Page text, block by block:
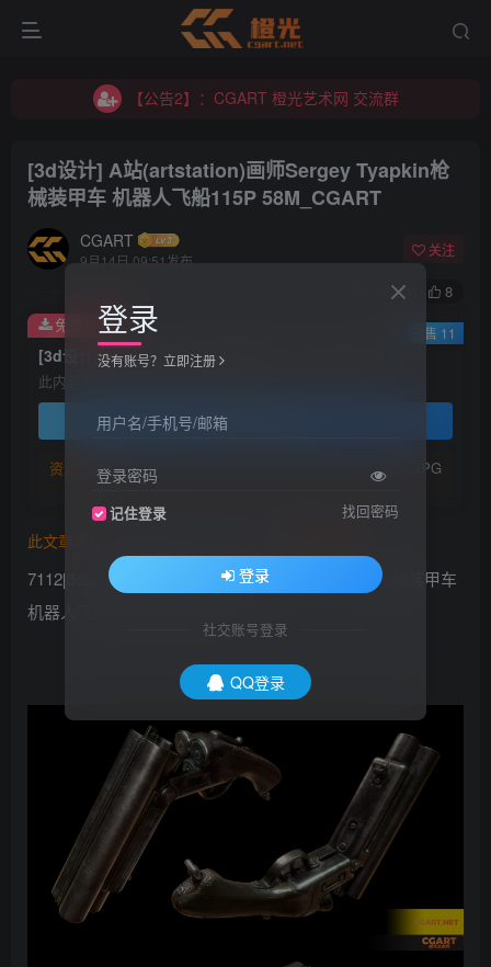
【公告2】：CGART 橙光艺术网 交流群
【公告2】：CGART 橙光艺术网 交流群
[3d设计] A站(artstation)画师Sergey Tyapkin枪
械装甲车 机器人飞船115P 58M_CGART
CGART
9月14日 09:51发布
关注
201 8
此内容为免费资源，请登录后查看
登录查看
资源格式： JPG
免费资源 已售 11
此文章由
7112[3d设计] A站(artstation)画师Sergey Tyapkin枪械装甲车
机器人飞船115P 58M_CGART
登录
没有账号？立即注册
用户名/手机号/邮箱
登录密码
记住登录 找回密码
登录
社交账号登录
QQ登录